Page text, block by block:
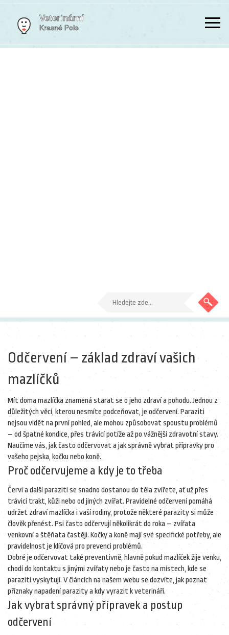
Odčervení – základ zdraví vašich
mazlíčků
Mít doma mazlíčka znamená starat se o jeho zdraví a pohodu. Jednou z
důležitých věcí, kterou nesmíte podceňovat, je odčervení. Paraziti
nejsou vidět na první pohled, ale mohou způsobovat spoustu problémů
– od špatné kondice, přes trávicí potíže až po vážnější zdravotní stavy.
Naučíme vás, jak často odčervovat a jak správně vybrat přípravky pro
vašeho pejska, kočku nebo koně.
Proč odčervujeme a kdy je to třeba
Červi a další paraziti se snadno dostanou do těla zvířete, ať už přes
trávicí trakt, kůži nebo od jiných zvířat. Pravidelné odčervení pomáhá
udržet zdraví mazlíčka i vaší rodiny, protože některé parazity si může
člověk přenést. Psi často odčervují několikrát do roka – zvířata
venkovní a štěňata častěji. Kočky a koně mají své specifické potřeby, ale
pravidelnost je klíčová pro prevenci problémů.
Dobré je odčervovat také preventivně, hlavně pokud mazlíček žije venku,
chodí do kontaktu s jinými zvířaty nebo je často na místech, kde se
paraziti vyskytují. V článcích na našem webu se dozvíte, jak poznat
příznaky napadení parazity a kdy vyrazit k veterináři.
Jak vybrat správný přípravek a postup
odčervení